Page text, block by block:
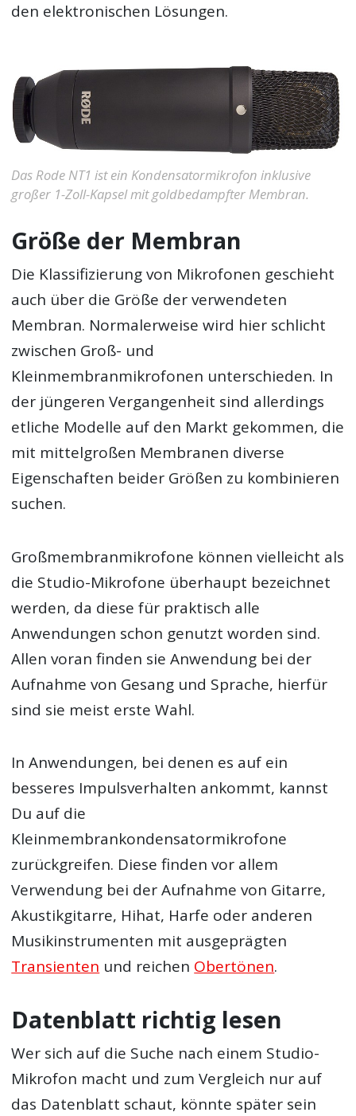
den elektronischen Lösungen.
Das Rode NT1 ist ein Kondensatormikrofon inklusive
großer 1-Zoll-Kapsel mit goldbedampfter Membran.
Größe der Membran
Die Klassifizierung von Mikrofonen geschieht
auch über die Größe der verwendeten
Membran. Normalerweise wird hier schlicht
zwischen Groß- und
Kleinmembranmikrofonen unterschieden. In
der jüngeren Vergangenheit sind allerdings
etliche Modelle auf den Markt gekommen, die
mit mittelgroßen Membranen diverse
Eigenschaften beider Größen zu kombinieren
suchen.
Großmembranmikrofone können vielleicht als
die Studio-Mikrofone überhaupt bezeichnet
werden, da diese für praktisch alle
Anwendungen schon genutzt worden sind.
Allen voran finden sie Anwendung bei der
Aufnahme von Gesang und Sprache, hierfür
sind sie meist erste Wahl.
In Anwendungen, bei denen es auf ein
besseres Impulsverhalten ankommt, kannst
Du auf die
Kleinmembrankondensatormikrofone
zurückgreifen. Diese finden vor allem
Verwendung bei der Aufnahme von Gitarre,
Akustikgitarre, Hihat, Harfe oder anderen
Musikinstrumenten mit ausgeprägten
Transienten und reichen Obertönen.
Datenblatt richtig lesen
Wer sich auf die Suche nach einem Studio-
Mikrofon macht und zum Vergleich nur auf
das Datenblatt schaut, könnte später sein